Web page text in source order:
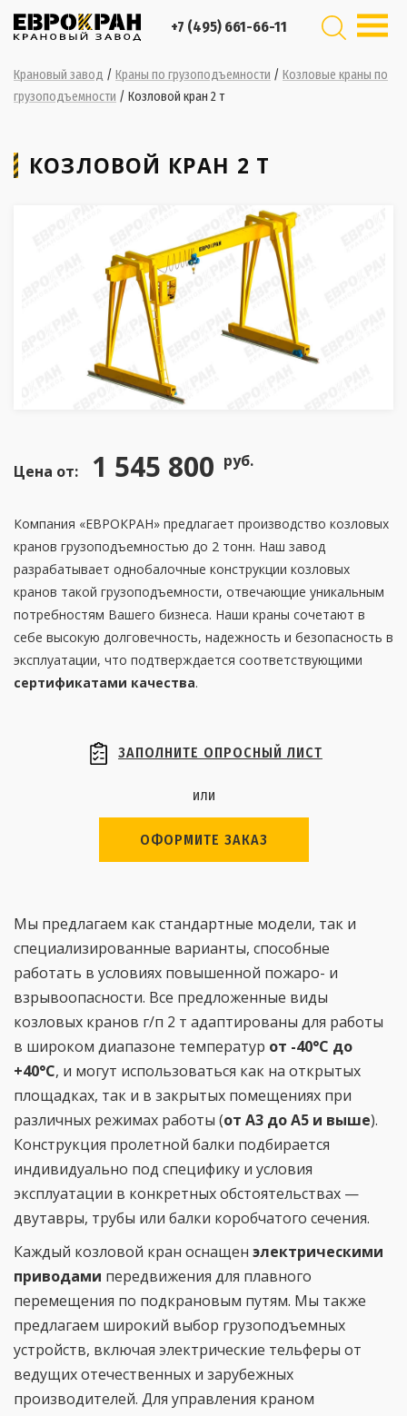
+7 (495) 661-66-11
Крановый завод / Краны по грузоподъемности / Козловые краны по
грузоподъемности / Козловой кран 2 т
КОЗЛОВОЙ КРАН 2 Т
Цена от: 1 545 800 руб.
Компания «ЕВРОКРАН» предлагает производство козловых
кранов грузоподъемностью до 2 тонн. Наш завод
разрабатывает однобалочные конструкции козловых
кранов такой грузоподъемности, отвечающие уникальным
потребностям Вашего бизнеса. Наши краны сочетают в
себе высокую долговечность, надежность и безопасность в
эксплуатации, что подтверждается соответствующими
сертификатами качества.
ЗАПОЛНИТЕ ОПРОСНЫЙ ЛИСТ
или
ОФОРМИТЕ ЗАКАЗ
Мы предлагаем как стандартные модели, так и
специализированные варианты, способные
работать в условиях повышенной пожаро- и
взрывоопасности. Все предложенные виды
козловых кранов г/п 2 т адаптированы для работы
в широком диапазоне температур от -40°C до
+40°C, и могут использоваться как на открытых
площадках, так и в закрытых помещениях при
различных режимах работы (от А3 до А5 и выше).
Конструкция пролетной балки подбирается
индивидуально под специфику и условия
эксплуатации в конкретных обстоятельствах —
двутавры, трубы или балки коробчатого сечения.
Каждый козловой кран оснащен электрическими
приводами передвижения для плавного
перемещения по подкрановым путям. Мы также
предлагаем широкий выбор грузоподъемных
устройств, включая электрические тельферы от
ведущих отечественных и зарубежных
производителей. Для управления краном